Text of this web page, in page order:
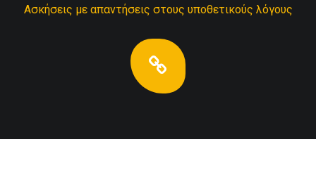
Ασκήσεις με απαντήσεις στους υποθετικούς λόγους